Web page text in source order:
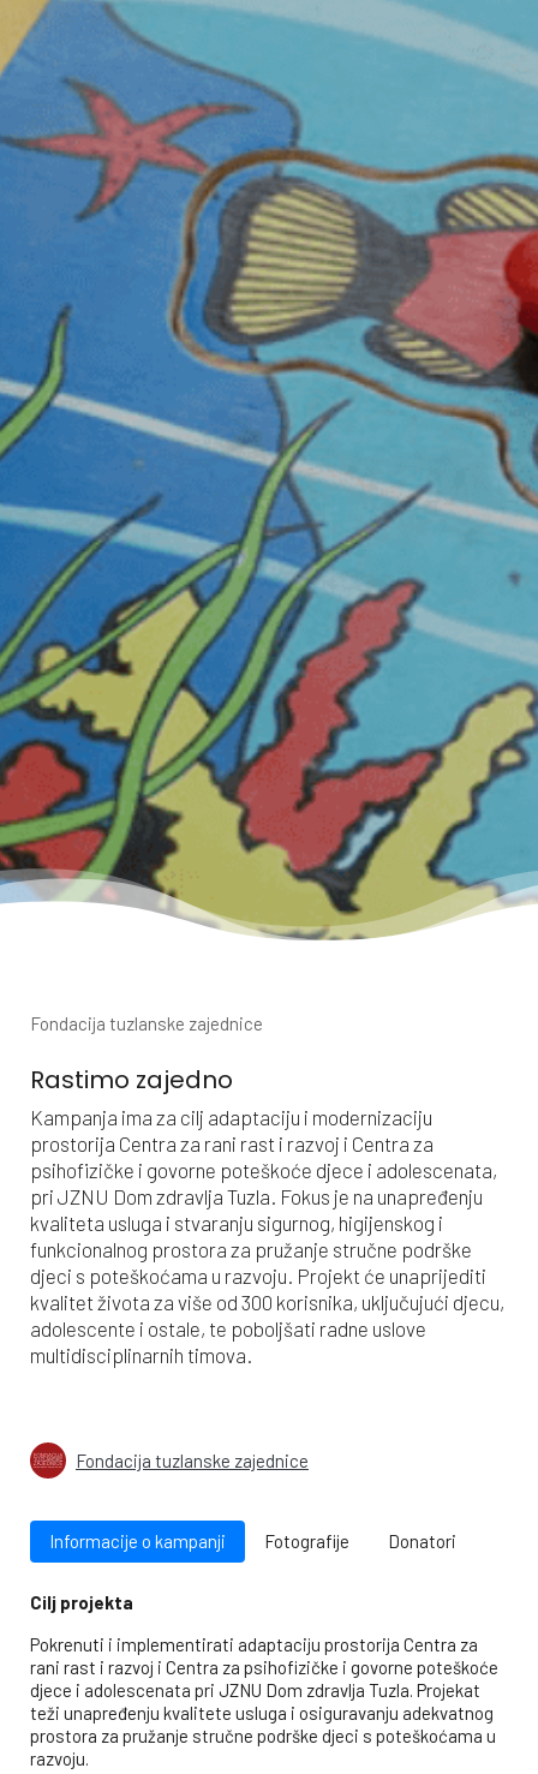
Fondacija tuzlanske zajednice
Rastimo zajedno
Kampanja ima za cilj adaptaciju i modernizaciju
prostorija Centra za rani rast i razvoj i Centra za
psihofizičke i govorne poteškoće djece i adolescenata,
pri JZNU Dom zdravlja Tuzla. Fokus je na unapređenju
kvaliteta usluga i stvaranju sigurnog, higijenskog i
funkcionalnog prostora za pružanje stručne podrške
djeci s poteškoćama u razvoju. Projekt će unaprijediti
kvalitet života za više od 300 korisnika, uključujući djecu,
adolescente i ostale, te poboljšati radne uslove
multidisciplinarnih timova.
Fondacija tuzlanske zajednice
Informacije o kampanji Fotografije Donatori
Cilj projekta
Pokrenuti i implementirati adaptaciju prostorija Centra za
rani rast i razvoj i Centra za psihofizičke i govorne poteškoće
djece i adolescenata pri JZNU Dom zdravlja Tuzla. Projekat
teži unapređenju kvalitete usluga i osiguravanju adekvatnog
prostora za pružanje stručne podrške djeci s poteškoćama u
razvoju.